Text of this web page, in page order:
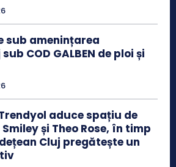
sub amenințarea
COD GALBEN de ploi și
Trendyol aduce spațiu de
și Theo Rose, în timp
Cluj pregătește un